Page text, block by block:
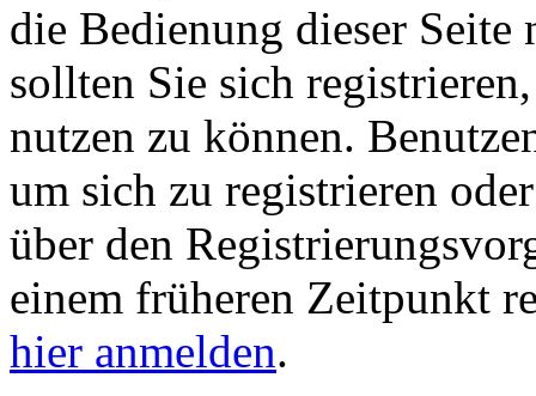
die Bedienung dieser Seite
sollten Sie sich
nutzen zu können.
um sich zu registrieren
über den
einem früheren Zeitpunkt
hier anmelden.